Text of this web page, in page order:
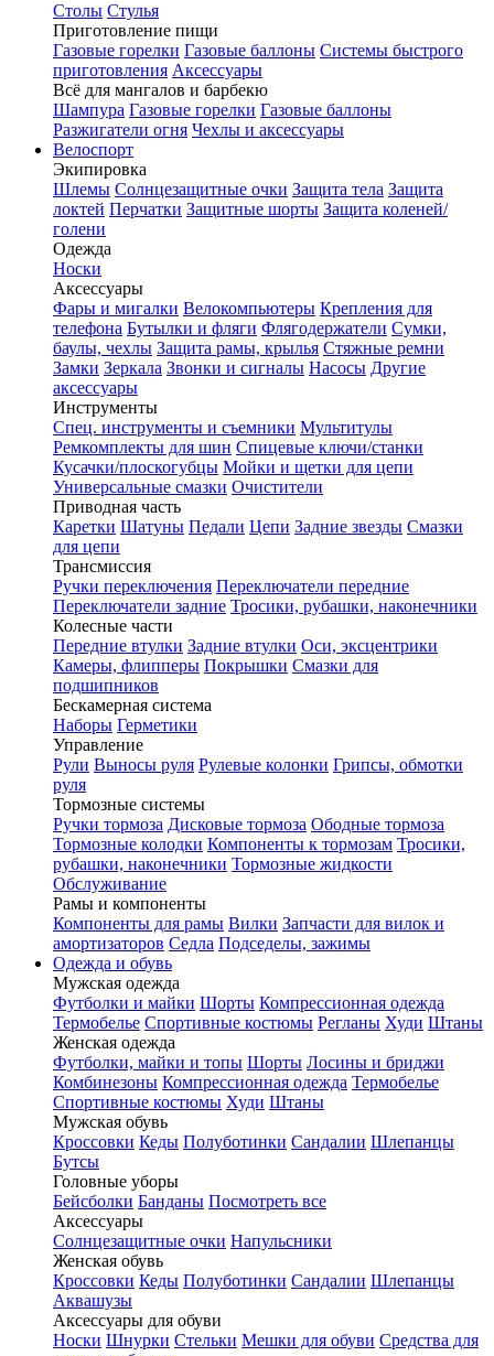
Столы Стулья
Приготовление пищи
Газовые горелки Газовые баллоны Системы быстрого
приготовления Аксессуары
Всё для мангалов и барбекю
Шампура Газовые горелки Газовые баллоны
Разжигатели огня Чехлы и аксессуары
Велоспорт
Экипировка
Шлемы Солнцезащитные очки Защита тела Защита
локтей Перчатки Защитные шорты Защита коленей/
голени
Одежда
Носки
Аксессуары
Фары и мигалки Велокомпьютеры Крепления для
телефона Бутылки и фляги Флягодержатели Сумки,
баулы, чехлы Защита рамы, крылья Стяжные ремни
Замки Зеркала Звонки и сигналы Насосы Другие
аксессуары
Инструменты
Спец. инструменты и съемники Мультитулы
Ремкомплекты для шин Спицевые ключи/станки
Кусачки/плоскогубцы Мойки и щетки для цепи
Универсальные смазки Очистители
Приводная часть
Каретки Шатуны Педали Цепи Задние звезды Смазки
для цепи
Трансмиссия
Ручки переключения Переключатели передние
Переключатели задние Тросики, рубашки, наконечники
Колесные части
Передние втулки Задние втулки Оси, эксцентрики
Камеры, флипперы Покрышки Смазки для
подшипников
Бескамерная система
Наборы Герметики
Управление
Рули Выносы руля Рулевые колонки Грипсы, обмотки
руля
Тормозные системы
Ручки тормоза Дисковые тормоза Ободные тормоза
Тормозные колодки Компоненты к тормозам Тросики,
рубашки, наконечники Тормозные жидкости
Обслуживание
Рамы и компоненты
Компоненты для рамы Вилки Запчасти для вилок и
амортизаторов Седла Подседелы, зажимы
Одежда и обувь
Мужская одежда
Футболки и майки Шорты Компрессионная одежда
Термобелье Спортивные костюмы Регланы Худи Штаны
Женская одежда
Футболки, майки и топы Шорты Лосины и бриджи
Комбинезоны Компрессионная одежда Термобелье
Спортивные костюмы Худи Штаны
Мужская обувь
Кроссовки Кеды Полуботинки Сандалии Шлепанцы
Бутсы
Головные уборы
Бейсболки Банданы Посмотреть все
Аксессуары
Солнцезащитные очки Напульсники
Женская обувь
Кроссовки Кеды Полуботинки Сандалии Шлепанцы
Аквашузы
Аксессуары для обуви
Носки Шнурки Стельки Мешки для обуви Средства для